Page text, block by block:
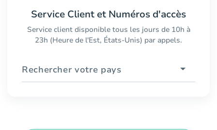
Service Client et Numéros d'accès
Service client disponible tous les jours de 10h à
23h (Heure de l'Est, États-Unis) par appels.
Rechercher votre pays